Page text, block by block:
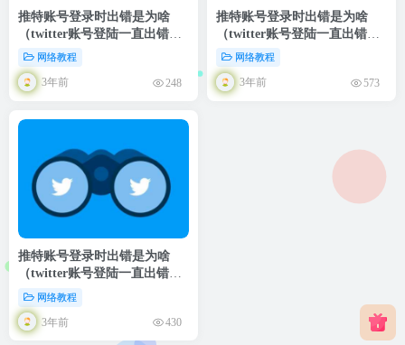
推特账号登录时出错是为啥
（twitter账号登陆一直出错的
原因及做法 ）
网络教程
3年前 248
推特账号登录时出错是为啥
（twitter账号登陆一直出错的
原因及做法 ）
网络教程
3年前 573
推特账号登录时出错是为啥
（twitter账号登陆一直出错的
原因及做法 ）
网络教程
3年前 430